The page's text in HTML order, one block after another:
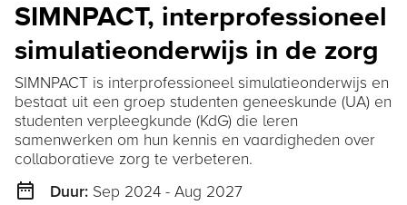
SIMNPACT, interprofessioneel
simulatieonderwijs in de zorg
SIMNPACT is interprofessioneel simulatieonderwijs en
bestaat uit een groep studenten geneeskunde (UA) en
studenten verpleegkunde (KdG) die leren
samenwerken om hun kennis en vaardigheden over
collaboratieve zorg te verbeteren.
date_range Duur: Sep 2024 - Aug 2027